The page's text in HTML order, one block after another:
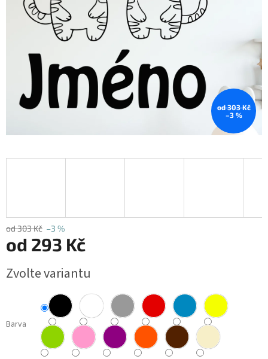
od 303 Kč
–3 %
od 303 Kč –3 %
od 293 Kč
cena:
Zvolte variantu
Barva